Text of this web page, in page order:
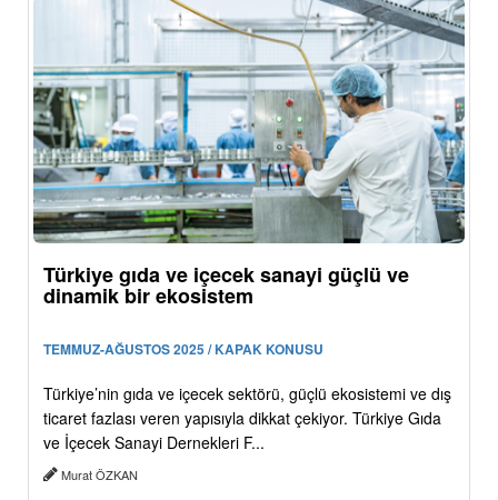
Türkiye gıda ve içecek sanayi güçlü ve
dinamik bir ekosistem
TEMMUZ-AĞUSTOS 2025 / KAPAK KONUSU
Türkiye’nin gıda ve içecek sektörü, güçlü ekosistemi ve dış
ticaret fazlası veren yapısıyla dikkat çekiyor. Türkiye Gıda
ve İçecek Sanayi Dernekleri F...
Murat ÖZKAN